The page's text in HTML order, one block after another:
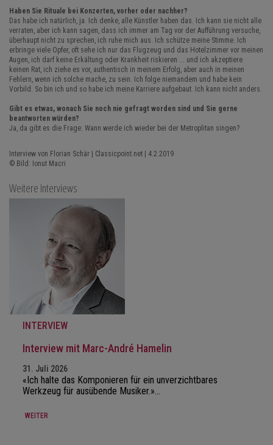
Haben Sie Rituale bei Konzerten, vorher oder nachher?
Das habe ich natürlich, ja. Ich denke, alle Künstler haben das. Ich kann sie nicht alle
verraten, aber ich kann sagen, dass ich immer am Tag vor der Aufführung versuche,
überhaupt nicht zu sprechen, ich ruhe mich aus. Ich schütze meine Stimme. Ich
erbringe viele Opfer, oft sehe ich nur das Flugzeug und das Hotelzimmer vor meinen
Augen, ich darf keine Erkältung oder Krankheit riskieren ... und ich akzeptiere
keinen Rat, ich ziehe es vor, authentisch in meinem Erfolg, aber auch in meinen
Fehlern, wenn ich solche mache, zu sein. Ich folge niemandem und habe kein
Vorbild. So bin ich und so habe ich meine Karriere aufgebaut. Ich kann nicht anders.
Gibt es etwas, wonach Sie noch nie gefragt worden sind und Sie gerne
beantworten würden?
Ja, da gibt es die Frage: Wann werde ich wieder bei der Metroplitan singen?
Interview von Florian Schär | Classicpoint.net | 4.2.2019
© Bild: Ionut Macri
Weitere Interviews
INTERVIEW
Interview mit Marc-André Hamelin
31. Juli 2026
«Ich halte das Komponieren für ein unverzichtbares
Werkzeug für ausübende Musiker.»…
WEITER